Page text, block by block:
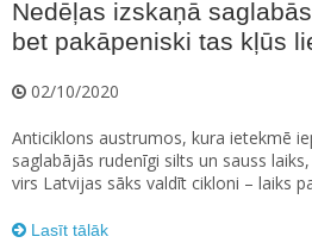
Nedēļas izskaņā
bet pakāpeniski tas kļūs
02/10/2020
Anticiklons austrumos, kura ietekmē
saglabājās rudenīgi silts un sauss
virs Latvijas sāks valdīt cikloni – laiks
Lasīt tālāk